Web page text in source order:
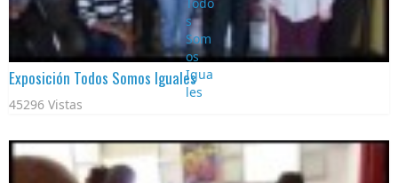
Exposición Todos Somos Iguales
45296 Vistas